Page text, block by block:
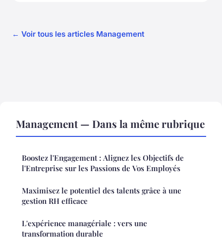
← Voir tous les articles Management
Management — Dans la même rubrique
Boostez l'Engagement : Alignez les Objectifs de
l'Entreprise sur les Passions de Vos Employés
Maximisez le potentiel des talents grâce à une
gestion RH efficace
L'expérience managériale : vers une
transformation durable